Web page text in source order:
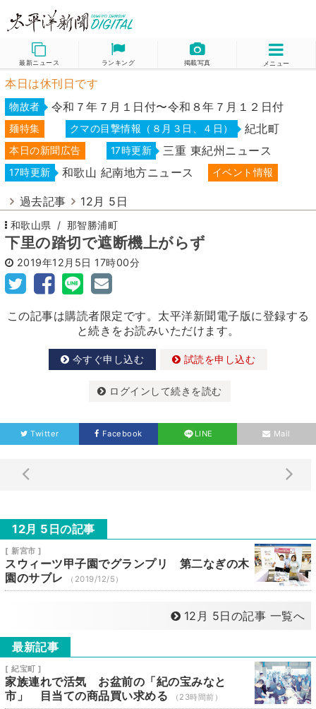
最新ニュース ランキング 掲載写真 メニュー
本日は休刊日です
物故者 令和７年７月１日付〜令和８年７月１２日付
麺特集 クマの目撃情報（８月３日、４日） 紀北町
本日の新聞広告 17時更新 三重 東紀州ニュース
17時更新 和歌山 紀南地方ニュース イベント情報
過去記事 12月 5日
和歌山県 那智勝浦町
下里の踏切で遮断機上がらず
2019年12月5日 17時00分
この記事は購読者限定です。太平洋新聞電子版に登録する
と続きをお読みいただけます。
今すぐ申し込む 試読を申し込む
ログインして続きを読む
Twitter Facebook LINE Mail
12月 5日の記事
[ 新宮市 ]
スウィーツ甲子園でグランプリ 第二なぎの木
園のサブレ
（2019/12/5）
12月 5日の記事 一覧へ
最新記事
[ 紀宝町 ]
家族連れで活気 お盆前の「紀の宝みなと
市」 目当ての商品買い求める
（23時間前）